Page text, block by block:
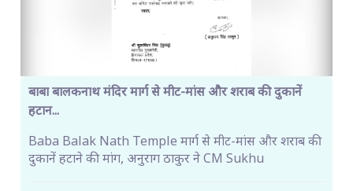
बाबा बालकनाथ मंदिर मार्ग से मीट-मांस और शराब की दुकानें
हटान...
Baba Balak Nath Temple मार्ग से मीट-मांस और शराब की
दुकानें हटाने की मांग, अनुराग ठाकुर ने CM Sukhu